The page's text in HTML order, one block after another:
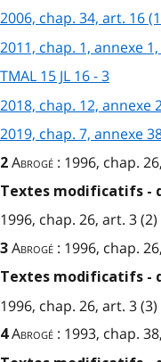
2006, chap. 34, art. 16
2011, chap. 1, annexe
TMAL 15 JL 16 - 3
2018, chap. 12, annexe
2019, chap. 7, annexe
2 Abrogé : 1996, chap.
Textes modificatifs -
1996, chap. 26, art. 3
3 Abrogé : 1996, chap.
Textes modificatifs -
1996, chap. 26, art. 3
4Abrogé : 1993, chap.